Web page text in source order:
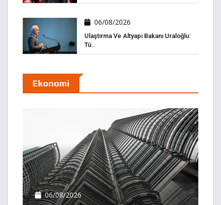
06/08/2026
Ulaştırma Ve Altyapı Bakanı Uraloğlu:
Tü..
Ekonomi
06/08/2026